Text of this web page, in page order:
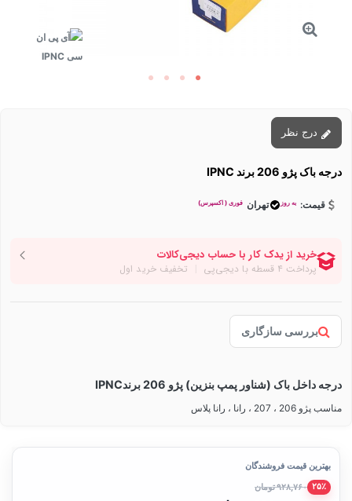
درجه باک پژو 206 برند IPNC
قیمت: به روز تهران فوری ( اکسپرس)
بررسی سازگاری
درجه داخل باک (شناور پمپ بنزین) پژو 206 برندIPNC
مناسب پژو 206 ، 207 ، رانا ، رانا پلاس
بهترین قیمت فروشندگان
۲۵٪ ۹۲۸,۷۶۰ تومان